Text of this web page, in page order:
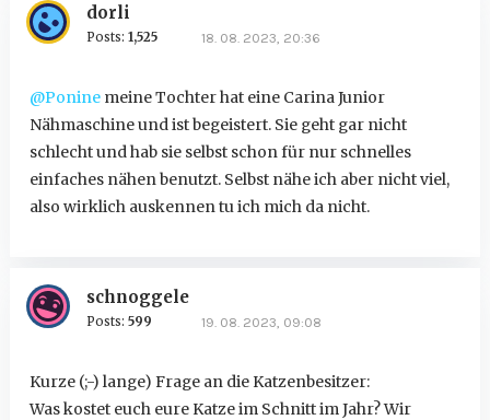
dorli
Posts: 1,525 18. 08. 2023, 20:36
@Poninemeine Tochter hat eine Carina Junior
Nähmaschine und ist begeistert. Sie geht gar nicht
schlecht und hab sie selbst schon für nur schnelles
einfaches nähen benutzt. Selbst nähe ich aber nicht viel,
also wirklich auskennen tu ich mich da nicht.
schnoggele
Posts: 599 19. 08. 2023, 09:08
Kurze (;-) lange) Frage an die Katzenbesitzer:
Was kostet euch eure Katze im Schnitt im Jahr? Wir